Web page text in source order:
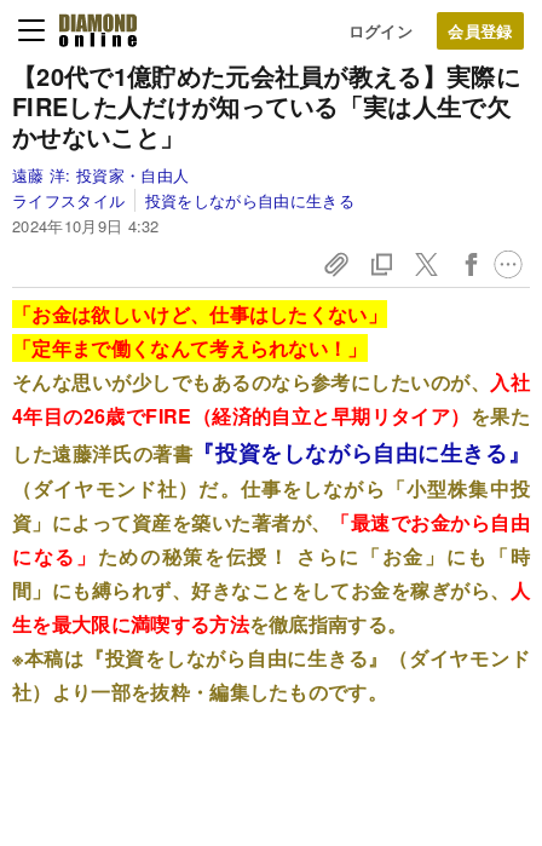
ログイン
【20代で1億貯めた元会社員が教える】実際に
FIREした人だけが知っている「実は人生で欠
かせないこと」
遠藤 洋: 投資家・自由人
ライフスタイル
投資をしながら自由に生きる
2024年10月9日 4:32
「お金は欲しいけど、仕事はしたくない」
「定年まで働くなんて考えられない！」
そんな思いが少しでもあるのなら参考にしたいのが、 入社
4年目の26歳でFIRE（経済的自立と早期リタイア） を果た
した遠藤洋氏の著書 『投資をしながら自由に生きる』
（ダイヤモンド社）だ。仕事をしながら「小型株集中投
資」によって資産を築いた著者が、
「最速でお金から自由
になる」 ための秘策を伝授！ さらに「お金」にも「時
間」にも縛られず、好きなことをしてお金を稼ぎがら、
人
生を最大限に満喫する方法を徹底指南する。
※本稿は『投資をしながら自由に生きる』（ダイヤモンド
社）より一部を抜粋・編集したものです。